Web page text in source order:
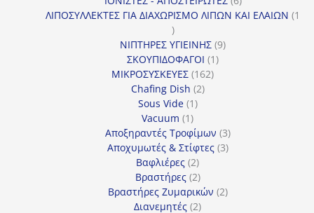
προϊόντα
ΛΙΠΟΣΥΛΛΕΚΤΕΣ ΓΙΑ ΔΙΑΧΩΡΙΣΜΟ ΛΙΠΩΝ ΚΑΙ ΕΛΑΙΩΝ 1
1
προϊόν
ΝΙΠΤΗΡΕΣ ΥΓΙΕΙΝΗΣ 99
ΣΚΟΥΠΙΔΟΦΑΓΟΙ 11
ΜΙΚΡΟΣΥΣΚΕΥΕΣ 162162
Chafing Dish 22
Sous Vide 11
Vacuum 11
προϊόν
Αποξηραντές Τροφίμων 33
προϊόντα
Αποχυμωτές & Στίφτες 33
Βαφλιέρες 22
προϊόντα
Βραστήρες 22
προϊόντα
Βραστήρες Ζυμαρικών 22
Διανεμητές 22